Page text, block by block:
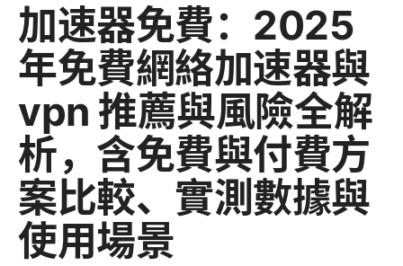
加速器免費：2025
年免費網絡加速器與
vpn 推薦與風險全解
析，含免費與付費方
案比較、實測數據與
使用場景